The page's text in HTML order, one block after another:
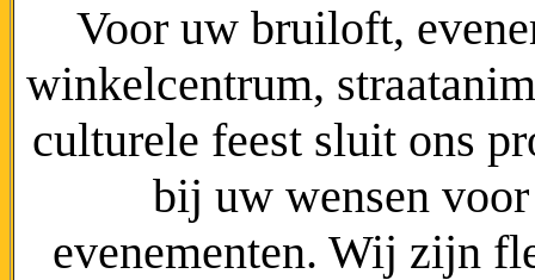
Voor uw bruiloft,
winkelcentrum,
culturele feest sluit ons
bij uw wensen
evenementen. Wij zijn